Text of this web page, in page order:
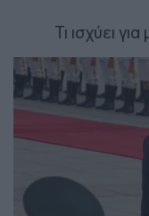
Τι ισχύει